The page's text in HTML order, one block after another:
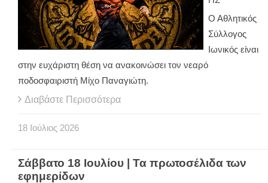
Ο Αθλητικός
Σύλλογος
Ιωνικός είναι
στην ευχάριστη θέση να ανακοινώσει τον νεαρό
ποδοσφαιριστή Μίχο Παναγιώτη.
Διαβάστε Περισσότερα
18 Ιούλιος 2026
Σάββατο 18 Ιουλίου | Τα πρωτοσέλιδα των
εφημερίδων